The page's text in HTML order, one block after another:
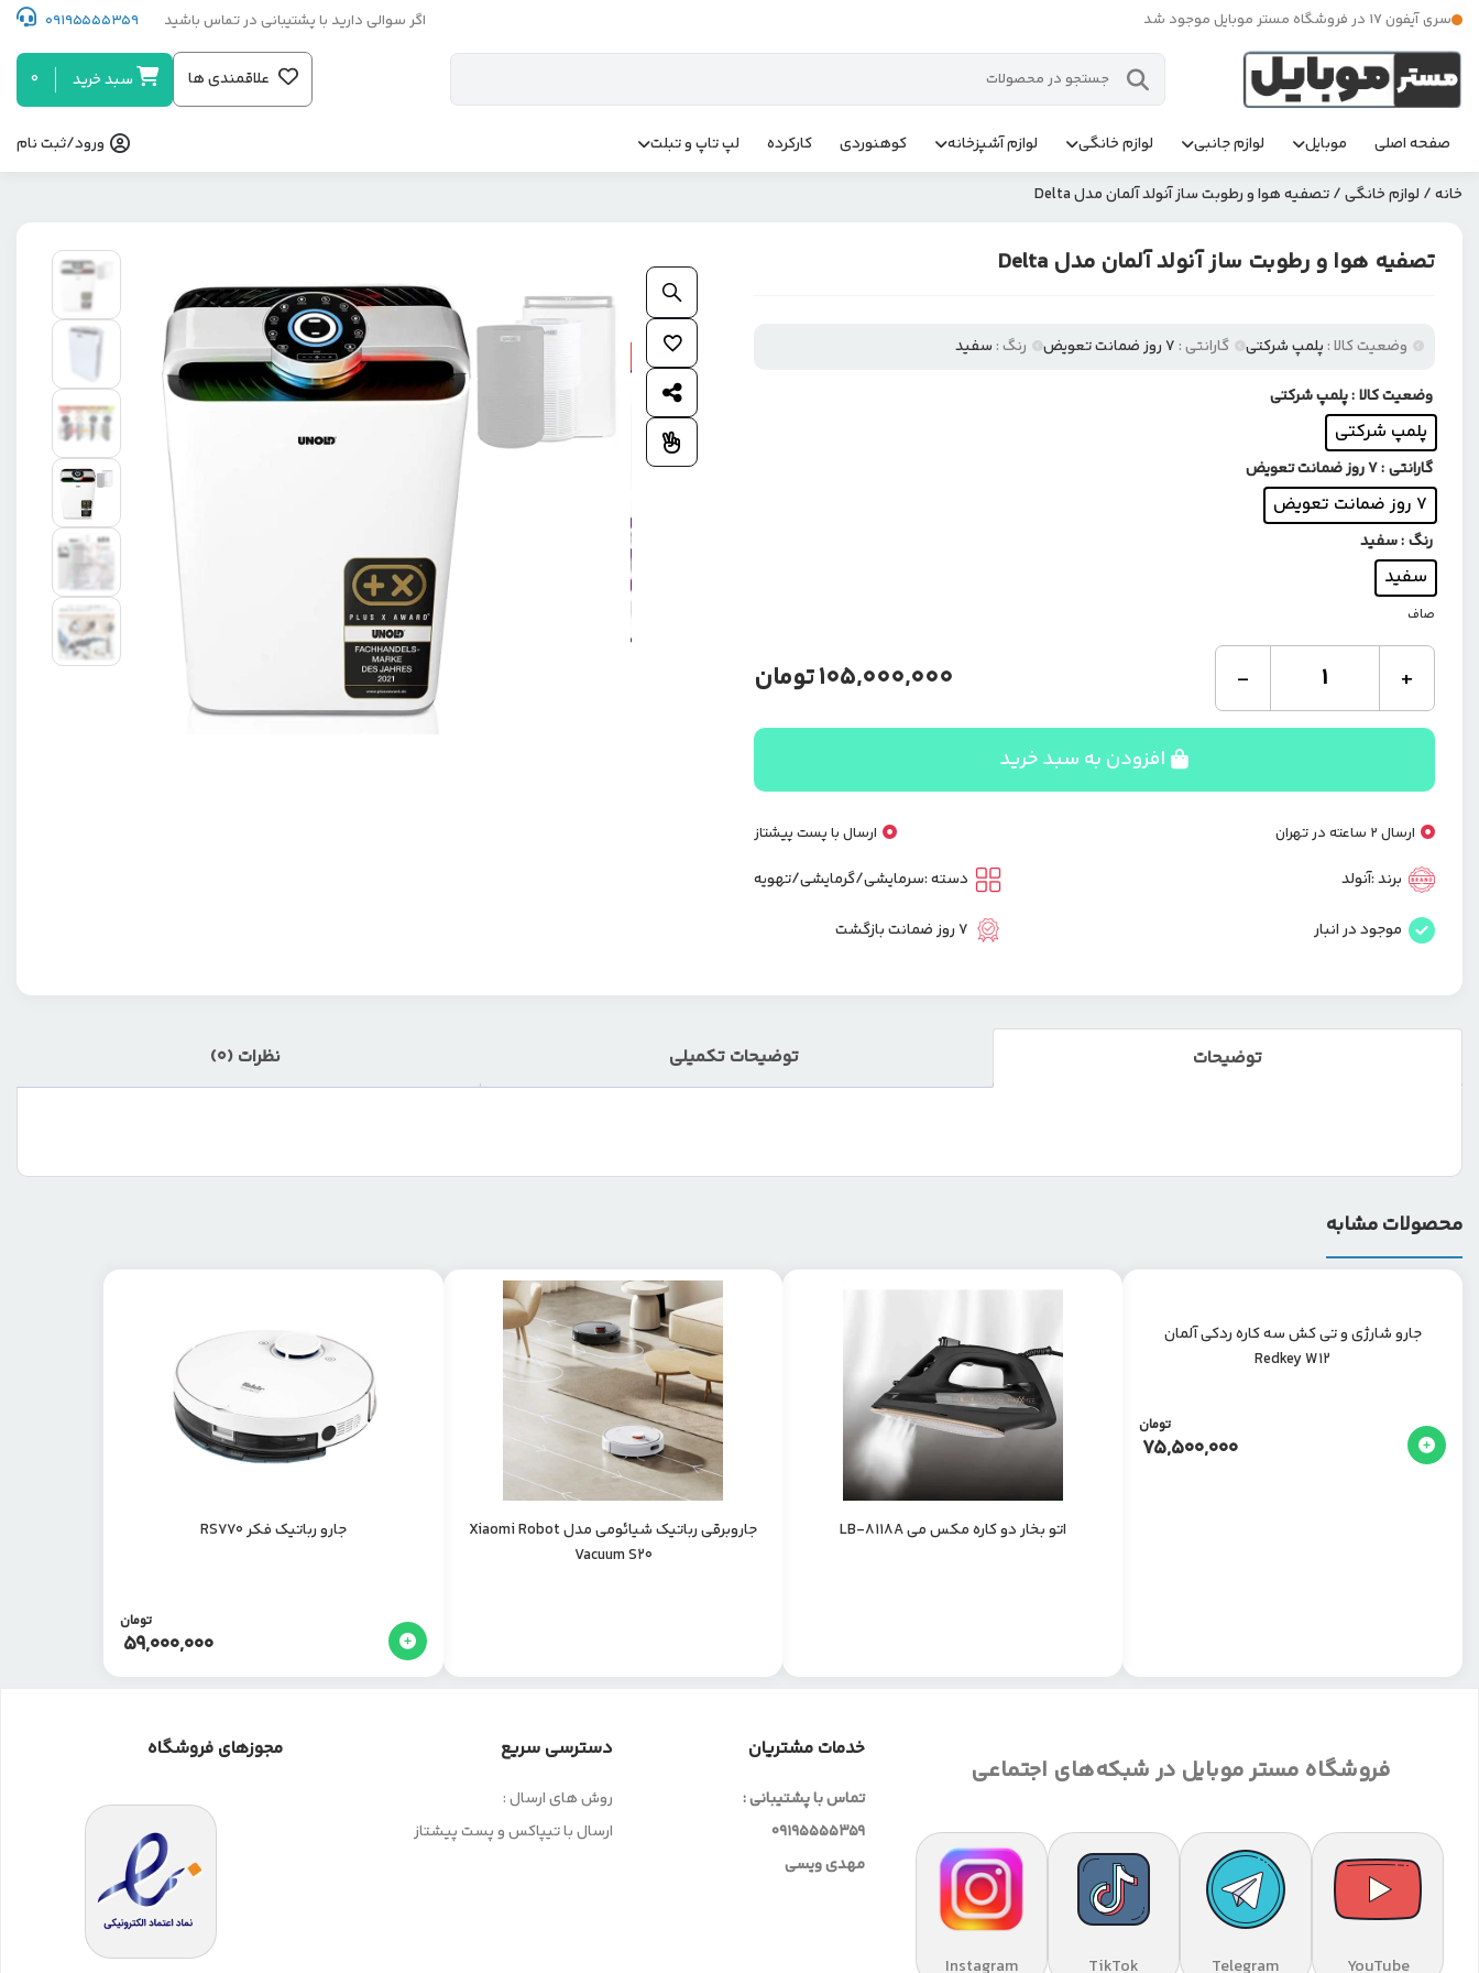
سری آیفون 17 در فروشگاه مستر موبایل موجود شد اگر سوالی دارید با پشتیبانی در تماس باشید 09195555359
علاقمندی ها سبد خرید 0
صفحه اصلی موبایل لوازم جانبی لوازم خانگی لوازم آشپزخانه کوهنوردی کارکرده لپ تاپ و تبلت ورود/ثبت نام
خانه/ لوازم خانگی/ تصفیه هوا و رطوبت ساز آنولد آلمان مدل Delta
تصفیه هوا و رطوبت ساز آنولد آلمان مدل Delta
وضعیت کالا : پلمپ شرکتی گارانتی : 7 روز ضمانت تعویض رنگ : سفید
وضعیت کالا: پلمپ شرکتی
پلمپ شرکتی
گارانتی: 7 روز ضمانت تعویض
7 روز ضمانت تعویض
رنگ: سفید
سفید
صاف
+
تصفیه
و
رطوبت
آنولد
مدل
عدد
-
105,000,000تومان
افزودن به سبد خرید
ارسال 2 ساعته در تهران ارسال با پست پیشتاز
برند :آنولد
موجود در انبار
دسته :سرمایشی/گرمایشی/تهویه
7 روز ضمانت بازگشت
بزرگنمایی محصول
افزودن به علاقمندی ها
اشتراک گذاری محصول
افزودن به مقایسه
توضیحات توضیحات تکمیلی نظرات (0)
محصولات مشابه
جارو شارژی و تی کش سه کاره ردکی آلمان
Redkey W12
75,500,000
تومان
اتو بخار دو کاره مکس می LB-8118A
جاروبرقی رباتیک شیائومی مدل Xiaomi Robot
Vacuum S20
جارو رباتیک فکر RS770
59,000,000
تومان
فروشگاه مستر موبایل در شبکه‌های اجتماعی
YouTube
Telegram
TikTok
Instagram
خدمات مشتریان
تماس با پشتیبانی :
09195555359
مهدی ویسی
دسترسی سریع
روش های ارسال :
ارسال با تیپاکس و پست پیشتاز
مجوزهای فروشگاه